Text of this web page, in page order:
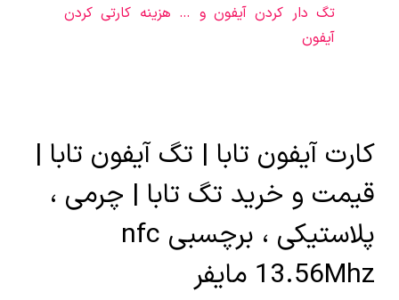
تگ دار کردن آیفون و … هزینه کارتی کردن
آیفون
کارت آیفون تابا | تگ آیفون تابا |
قیمت و خرید تگ تابا | چرمی ،
پلاستیکی ، برچسبی nfc
13.56Mhz مایفر